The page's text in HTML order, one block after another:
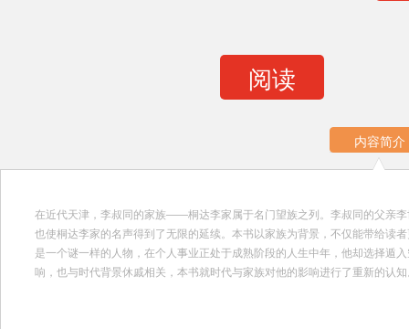
阅读
内容简介
在近代天津，李叔同的家族――桐达李家属于名门望族之列。李叔同的父亲
也使桐达李家的名声得到了无限的延续。本书以家族为背景，不仅能带给读
是一个谜一样的人物，在个人事业正处于成熟阶段的人生中年，他却选择遁
响，也与时代背景休戚相关，本书就时代与家族对他的影响进行了重新的认